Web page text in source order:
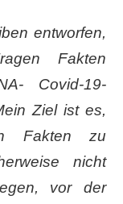
entworfen,
Fakten
Covid-19-
Ziel ist es,
Fakten zu
nicht
vor der